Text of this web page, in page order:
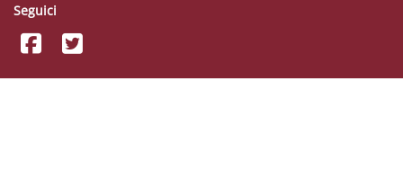
Seguici